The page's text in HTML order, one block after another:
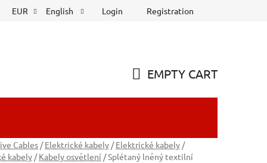
EUR English Login Registration
EMPTY CART
Cables / Elektrické kabely / Elektrické kabely /
kabely / Kabely osvětlení /Splétaný lněný textilní